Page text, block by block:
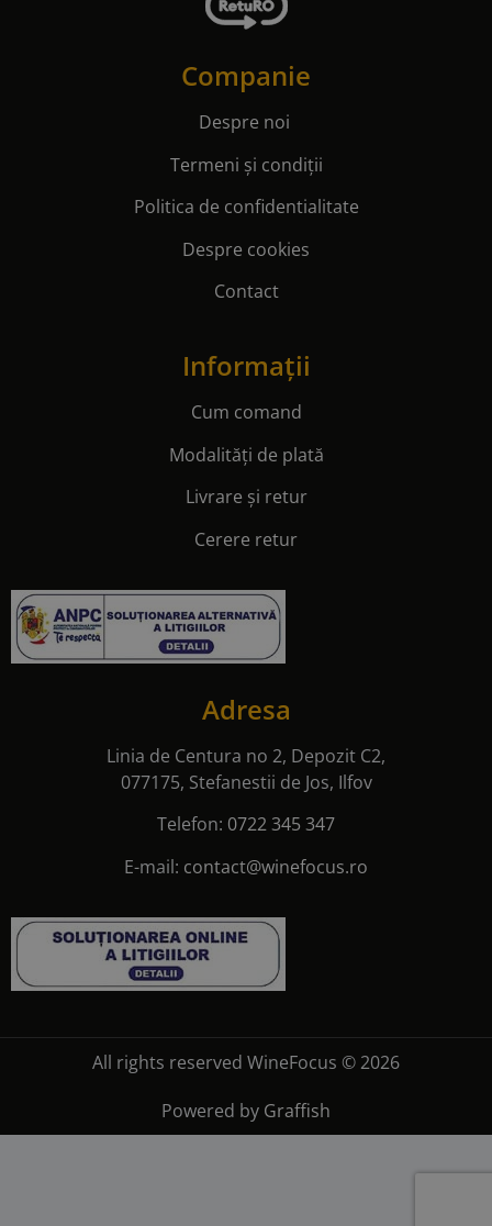
Companie
Despre noi
Termeni și condiții
Politica de confidentialitate
Despre cookies
Contact
Informații
Cum comand
Modalități de plată
Livrare și retur
Cerere retur
Adresa
Linia de Centura no 2, Depozit C2,
077175, Stefanestii de Jos, Ilfov
Telefon: 0722 345 347
E-mail: contact@winefocus.ro
All rights reserved WineFocus © 2026
Powered by Graffish